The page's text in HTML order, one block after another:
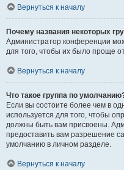
Вернуться к началу
Почему названия некоторых
Администратор конференции
для того, чтобы их было проще
Вернуться к началу
Что такое группа по
Если вы состоите более чем в
используется для того, чтобы
должны быть вам присвоены.
предоставить вам разрешение
умолчанию в личном разделе.
Вернуться к началу